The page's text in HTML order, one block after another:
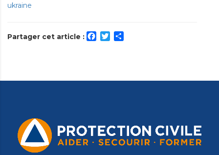
ukraine
Partager cet article : Facebook
Twitter